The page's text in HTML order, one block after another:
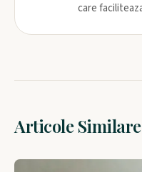
care
Articole Similare